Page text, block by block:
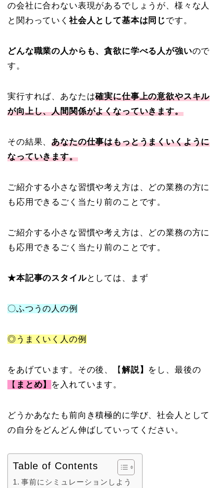
の会社に合わない表現があるでしょうが、様々な人
と関わっていく 社会人として基本は同じです。
どんな職業の人からも、貪欲に学べる人が強いので
す。
実行すれば、あなたは確実に仕事上の意欲やスキル
が向上し、人間関係がよくなっていきます。
その結果、あなたの仕事はもっとうまくいくように
なっていきます。
ご紹介する小さな習慣や考え方は、どの業務の方に
も応用できるごく当たり前のことです。
ご紹介する小さな習慣や考え方は、どの業務の方に
も応用できるごく当たり前のことです。
★本記事のスタイルとしては、まず
〇ふつうの人の例
◎うまくいく人の例
をあげています。その後、【 解説】 をし、最後の
【 まとめ】 を入れています。
どうかあなたも前向き積極的に学び、社会人として
の自分をどんどん伸ばしていってください。
Table of Contents
事前にシミュレーションしよう